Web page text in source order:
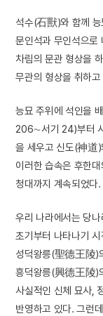
석수(石獸)와 함께 능
문인석과 무인석으로
차림의 문관 형상을
무관의 형상을 취하고
능묘 주위에 석인을
206∼서기 24)부터
을 세우고 신도(神道)
이러한 습속은 후한
청대까지 계속되었다.
우리 나라에서는 당
초기부터 나타나기
성덕왕릉(聖德王陵)
흥덕왕릉(興德王陵)
사실적인 신체 묘사,
반영하고 있다. 그런